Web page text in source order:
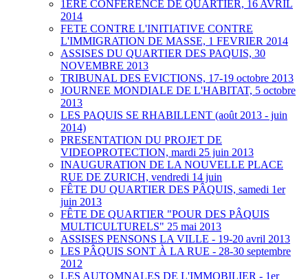
1ERE CONFERENCE DE QUARTIER, 16 AVRIL
2014
FETE CONTRE L'INITIATIVE CONTRE
L'IMMIGRATION DE MASSE, 1 FEVRIER 2014
ASSISES DU QUARTIER DES PAQUIS, 30
NOVEMBRE 2013
TRIBUNAL DES EVICTIONS, 17-19 octobre 2013
JOURNEE MONDIALE DE L'HABITAT, 5 octobre
2013
LES PAQUIS SE RHABILLENT (août 2013 - juin
2014)
PRESENTATION DU PROJET DE
VIDEOPROTECTION, mardi 25 juin 2013
INAUGURATION DE LA NOUVELLE PLACE
RUE DE ZURICH, vendredi 14 juin
FÊTE DU QUARTIER DES PÂQUIS, samedi 1er
juin 2013
FÊTE DE QUARTIER "POUR DES PÂQUIS
MULTICULTURELS" 25 mai 2013
ASSISES PENSONS LA VILLE - 19-20 avril 2013
LES PÂQUIS SONT À LA RUE - 28-30 septembre
2012
LES AUTOMNALES DE L'IMMOBILIER - 1er